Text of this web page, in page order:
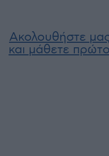
Ακολουθήστε
και μάθετε